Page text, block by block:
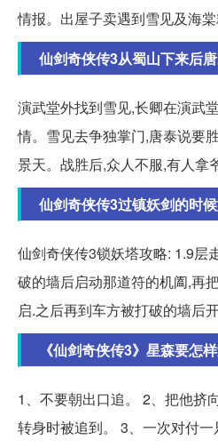
情报。出屋子卖遇到雪见及海棠
仙剑奇侠传3从蜀山下来后
演武堂外找到雪见,长卿在演武
情。雪见去争独掌门,唐泰说要
景天。战胜后,众人不服,有人拿
仙剑奇侠传3过镇妖剑的时
仙剑奇侠传3锁妖塔攻略: 1.9层
破的墙后启动那道符的机阖,再
启.之后再到车方被打破的墙后
《仙剑奇侠传3》星森要怎
1、不要朝出口追。 2、把他挤
转身时被追到。 3、一次对付